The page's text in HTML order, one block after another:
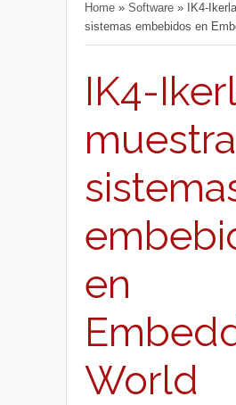
Home » Software »
IK4-
sistemas embebidos en
IK4-
en
World